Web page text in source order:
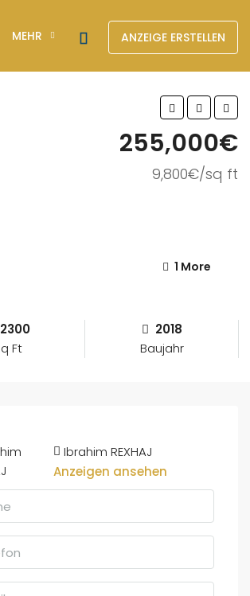
MEHR ANZEIGE ERSTELLEN
255,000€
9,800€/sq ft
1 More
2300
Ft
2018
Baujahr
Ibrahim REXHAJ
Anzeigen ansehen